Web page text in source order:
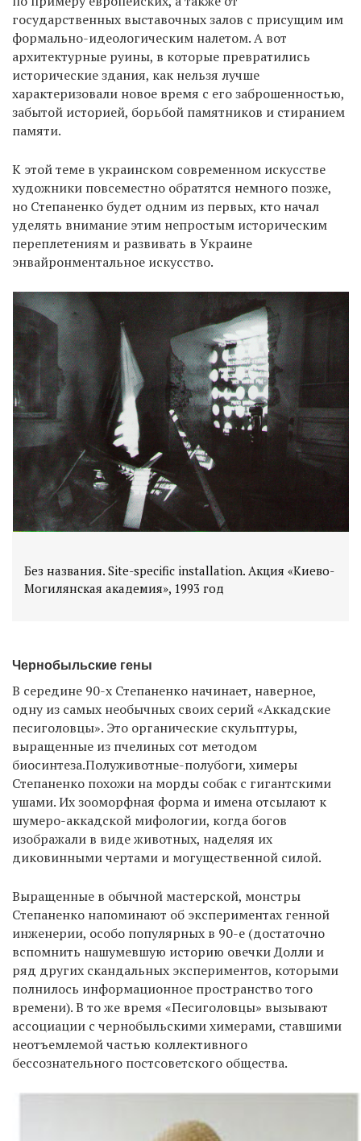
государственных выставочных залов с присущим им
формально-идеологическим налетом. А вот
архитектурные руины, в которые превратились
исторические здания, как нельзя лучше
характеризовали новое время с его заброшенностью,
забытой историей, борьбой памятников и стиранием
памяти.
К этой теме в украинском современном искусстве
художники повсеместно обратятся немного позже,
но Степаненко будет одним из первых, кто начал
уделять внимание этим непростым историческим
переплетениям и развивать в Украине
энвайронментальное искусство.
Без названия. Site-specific installation. Акция «Киево-
Могилянская академия», 1993 год
Чернобыльские гены
В середине 90-х Степаненко начинает, наверное,
одну из самых необычных своих серий «Аккадские
песиголовцы». Это органические скульптуры,
выращенные из пчелиных сот методом
биосинтеза.Полуживотные-полубоги, химеры
Степаненко похожи на морды собак с гигантскими
ушами. Их зооморфная форма и имена отсылают к
шумеро-аккадской мифологии, когда богов
изображали в виде животных, наделяя их
диковинными чертами и могущественной силой.
Выращенные в обычной мастерской, монстры
Степаненко напоминают об экспериментах генной
инженерии, особо популярных в 90-е (достаточно
вспомнить нашумевшую историю овечки Долли и
ряд других скандальных экспериментов, которыми
полнилось информационное пространство того
времени). В то же время «Песиголовцы» вызывают
ассоциации с чернобыльскими химерами, ставшими
неотъемлемой частью коллективного
бессознательного постсоветского общества.